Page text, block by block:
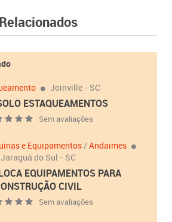
Joinville - SC
ESTAQUEAMENTOS
Sem avaliações
e Equipamentos/Andaimes
Jaraguá do Sul - SC
EQUIPAMENTOS PARA
CIVIL
Sem avaliações